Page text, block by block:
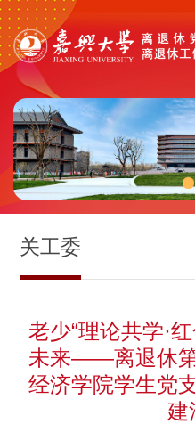
关工委
老少“理论共学·
未来——离退休
经济学院学生党
建